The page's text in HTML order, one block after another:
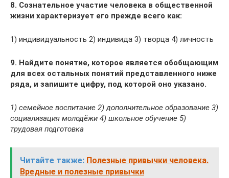
8. Сознательное участие человека в общественной
жизни характеризует его прежде всего как:
1) индивидуальность 2) индивида 3) творца 4) личность
9. Найдите понятие, которое является обобщающим
для всех остальных понятий представленного ниже
ряда, и запишите цифру, под которой оно указано.
1) семейное воспитание 2) дополнительное образование 3)
социализация молодёжи 4) школьное обучение 5)
трудовая подготовка
Читайте также: Полезные привычки человека.
Вредные и полезные привычки